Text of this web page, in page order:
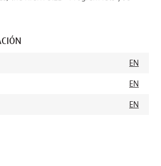
EN
EN
EN